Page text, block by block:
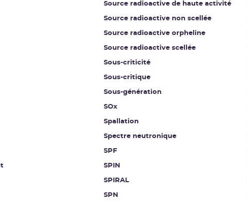
Source radioactive de haute activité
Source radioactive non scellée
Source radioactive orpheline
Source radioactive scellée
Sous-criticité
Sous-critique
Sous-génération
SOx
Spallation
Spectre neutronique
SPF
SPIN
SPIRAL
SPN